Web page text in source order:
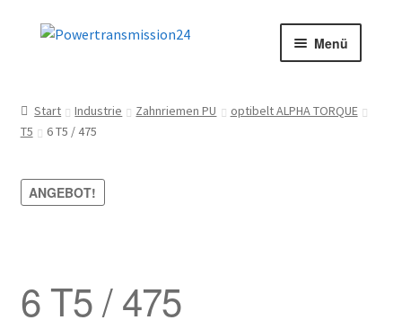
Zur
Zum
Menü
AGB
Blog
Start Industrie Zahnriemen PU
optibelt ALPHA TORQUE
T5
6 T5 / 475
ANGEBOT!
6 T5 / 475